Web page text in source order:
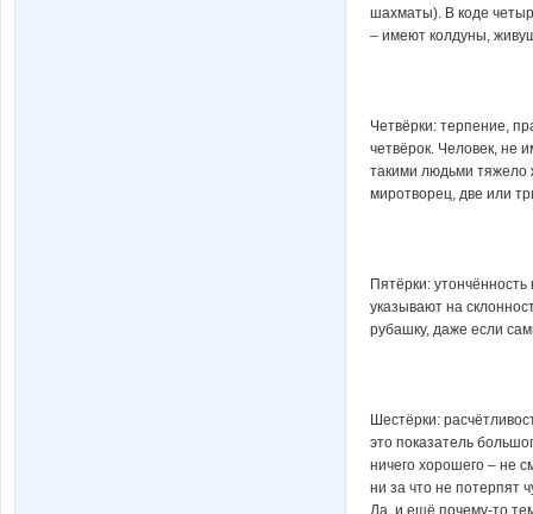
шахматы). В коде
– имеют колдуны,
Четвёрки: терпение,
четвёрок. Человек, не
такими людьми тяжело
миротворец, две или
Пятёрки:
указывают на
рубашку, даже если
Шестёрки:
это показатель
ничего хорошего – не
ни за что не потерпят
Да, и ещё почему-то